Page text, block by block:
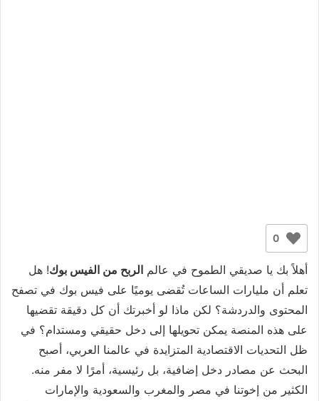
0
أهلاً بك يا صديقي الطموح في عالم الربح من الفيس بوك! هل
تعلم أن مليارات الساعات تُقضى يوميًا على فيس بوك في تصفح
المحتوى والدردشة؟ لكن ماذا لو أخبرتك أن كل دقيقة تقضيها
على هذه المنصة يمكن تحويلها إلى دخل حقيقي ومستدام؟ في
ظل التحديات الاقتصادية المتزايدة في عالمنا العربي، أصبح
البحث عن مصادر دخل إضافية، بل رئيسية، أمرًا لا مفر منه.
الكثير من إخوتنا في مصر والمغرب والسعودية والإمارات